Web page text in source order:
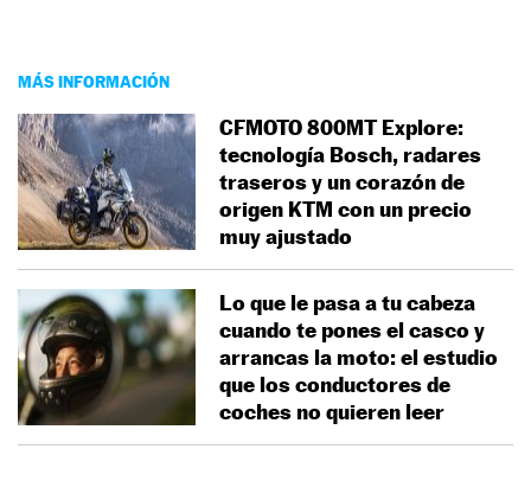
MÁS INFORMACIÓN
CFMOTO 800MT Explore:
tecnología Bosch, radares
traseros y un corazón de
origen KTM con un precio
muy ajustado
Lo que le pasa a tu cabeza
cuando te pones el casco y
arrancas la moto: el estudio
que los conductores de
coches no quieren leer